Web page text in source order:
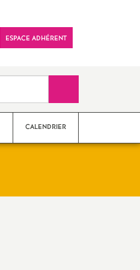
ESPACE ADHÉRENT
CALENDRIER